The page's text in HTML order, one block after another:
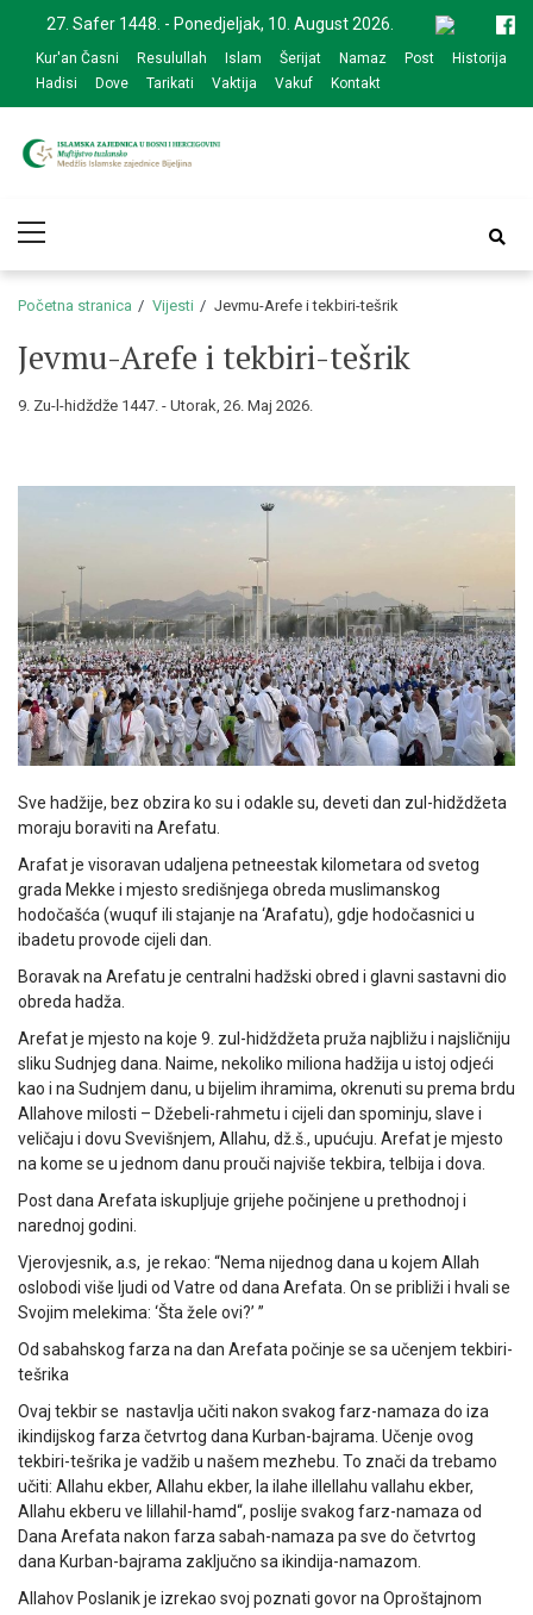
navigation
content
27. Safer 1448. - Ponedjeljak, 10. August 2026.
Kur'an Časni Resulullah Islam Šerijat Namaz Post
Historija
Hadisi
Dove Tarikati Vaktija Vakuf Kontakt
zajednice Bijeljina
Menu
Početna stranica Vijesti Jevmu-Arefe i tekbiri-tešrik
Jevmu-Arefe i tekbiri-tešrik
9. Zu-l-hidždže 1447. - Utorak, 26. Maj 2026.
Sve hadžije, bez obzira ko su i odakle su, deveti dan zul-hidždžeta
moraju boraviti na Arefatu.
Arafat je visoravan udaljena petneestak kilometara od svetog
grada Mekke i mjesto središnjega obreda muslimanskog
hodočašća (wuquf ili stajanje na ‘Arafatu), gdje hodočasnici u
ibadetu provode cijeli dan.
Boravak na Arefatu je centralni hadžski obred i glavni sastavni dio
obreda hadža.
Arefat je mjesto na koje 9. zul-hidždžeta pruža najbližu i najsličniju
sliku Sudnjeg dana. Naime, nekoliko miliona hadžija u istoj odjeći
kao i na Sudnjem danu, u bijelim ihramima, okrenuti su prema brdu
Allahove milosti – Džebeli-rahmetu i cijeli dan spominju, slave i
veličaju i dovu Svevišnjem, Allahu, dž.š., upućuju. Arefat je mjesto
na kome se u jednom danu prouči najviše tekbira, telbija i dova.
Post dana Arefata iskupljuje grijehe počinjene u prethodnoj i
narednoj godini.
Vjerovjesnik, a.s, je rekao: “Nema nijednog dana u kojem Allah
oslobodi više ljudi od Vatre od dana Arefata. On se približi i hvali se
Svojim melekima: ‘Šta žele ovi?’ ”
Od sabahskog farza na dan Arefata počinje se sa učenjem tekbiri-
tešrika
Ovaj tekbir se nastavlja učiti nakon svakog farz-namaza do iza
ikindijskog farza četvrtog dana Kurban-bajrama. Učenje ovog
tekbiri-tešrika je vadžib u našem mezhebu. To znači da trebamo
učiti: Allahu ekber, Allahu ekber, la ilahe illellahu vallahu ekber,
Allahu ekberu ve lillahil-hamd“, poslije svakog farz-namaza od
Dana Arefata nakon farza sabah-namaza pa sve do četvrtog
dana Kurban-bajrama zaključno sa ikindija-namazom.
Allahov Poslanik je izrekao svoj poznati govor na Oproštajnom